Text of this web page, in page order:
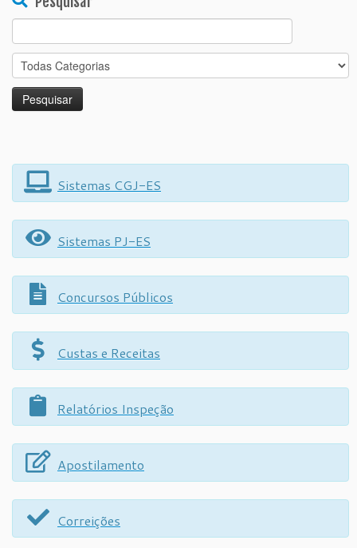
Search
for:
Sistemas CGJ-ES
Sistemas PJ-ES
Concursos Públicos
Custas e Receitas
Relatórios Inspeção
Apostilamento
Correições